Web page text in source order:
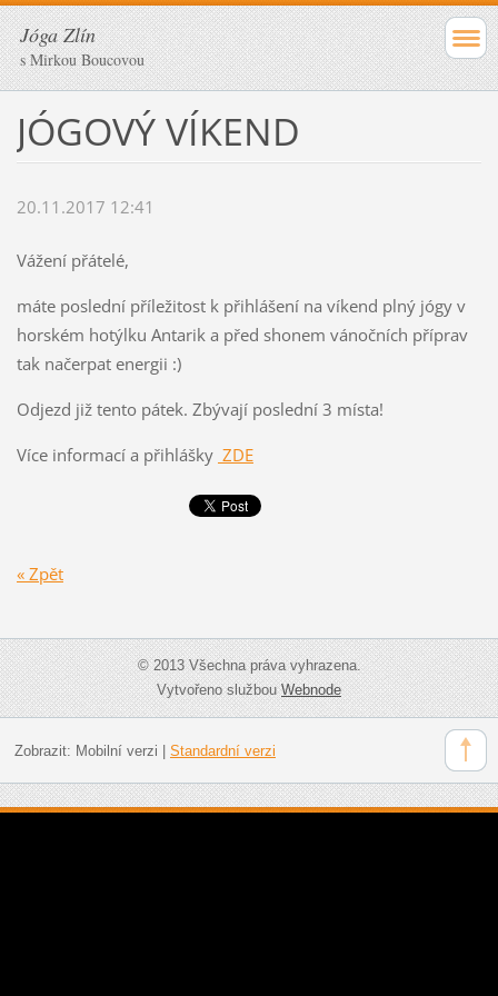
Jóga Zlín
s Mirkou Boucovou
JÓGOVÝ VÍKEND
20.11.2017 12:41
Vážení přátelé,
máte poslední příležitost k přihlášení na víkend plný jógy v
horském hotýlku Antarik a před shonem vánočních příprav
tak načerpat energii :)
Odjezd již tento pátek. Zbývají poslední 3 místa!
Více informací a přihlášky ZDE
« Zpět
© 2013 Všechna práva vyhrazena.
Vytvořeno službouWebnode
Zobrazit: Mobilní verzi Standardní verzi